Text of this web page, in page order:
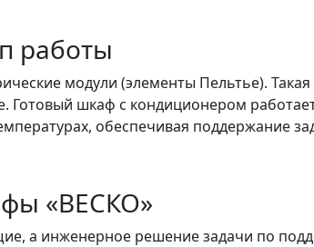
работы
модули (элементы Пельтье).
Готовый шкаф с кондиционером
обеспечивая поддержание
«ВЕСКО»
а инженерное решение задачи по